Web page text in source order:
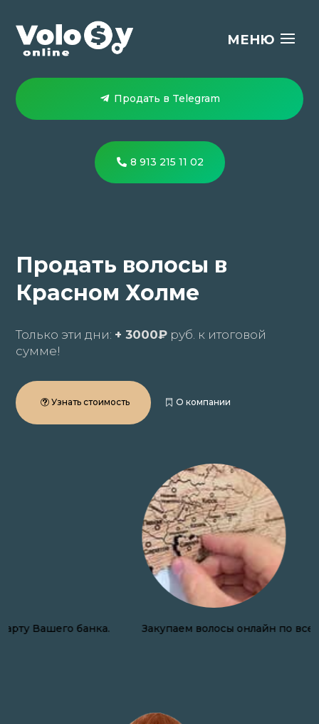
Продать в Telegram
8 913 215 11 02
Продать волосы в
Красном Холме
Только эти дни: + 3000₽ руб. к итоговой
сумме!
Узнать стоимость О компании
Закупаем волосы онлайн по всей России.